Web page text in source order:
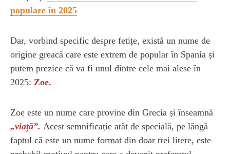
populare în 2025
Dar, vorbind specific despre fetițe, există un nume de
origine greacă care este extrem de popular în Spania și
putem prezice că va fi unul dintre cele mai alese în
2025: Zoe.
Zoe este un nume care provine din Grecia și înseamnă
„viață”. Acest semnificație atât de specială, pe lângă
faptul că este un nume format din doar trei litere, este